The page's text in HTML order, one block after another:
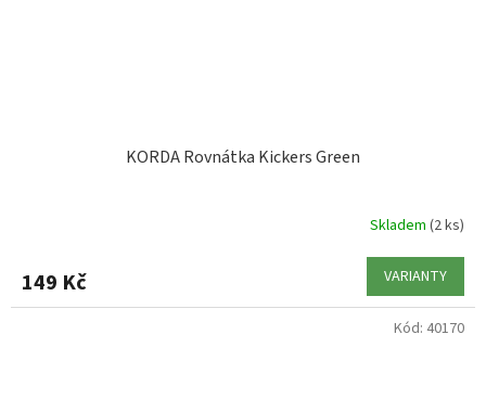
KORDA Rovnátka Kickers Green
Skladem (2 ks)
149 Kč VARIANTY
Kód: 40170